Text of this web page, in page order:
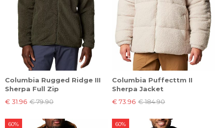
Columbia Rugged Ridge III
Sherpa Full Zip
€ 31.96 € 79.90
Columbia Puffecttm II
Sherpa Jacket
€ 73.96 € 184.90
60% 60%